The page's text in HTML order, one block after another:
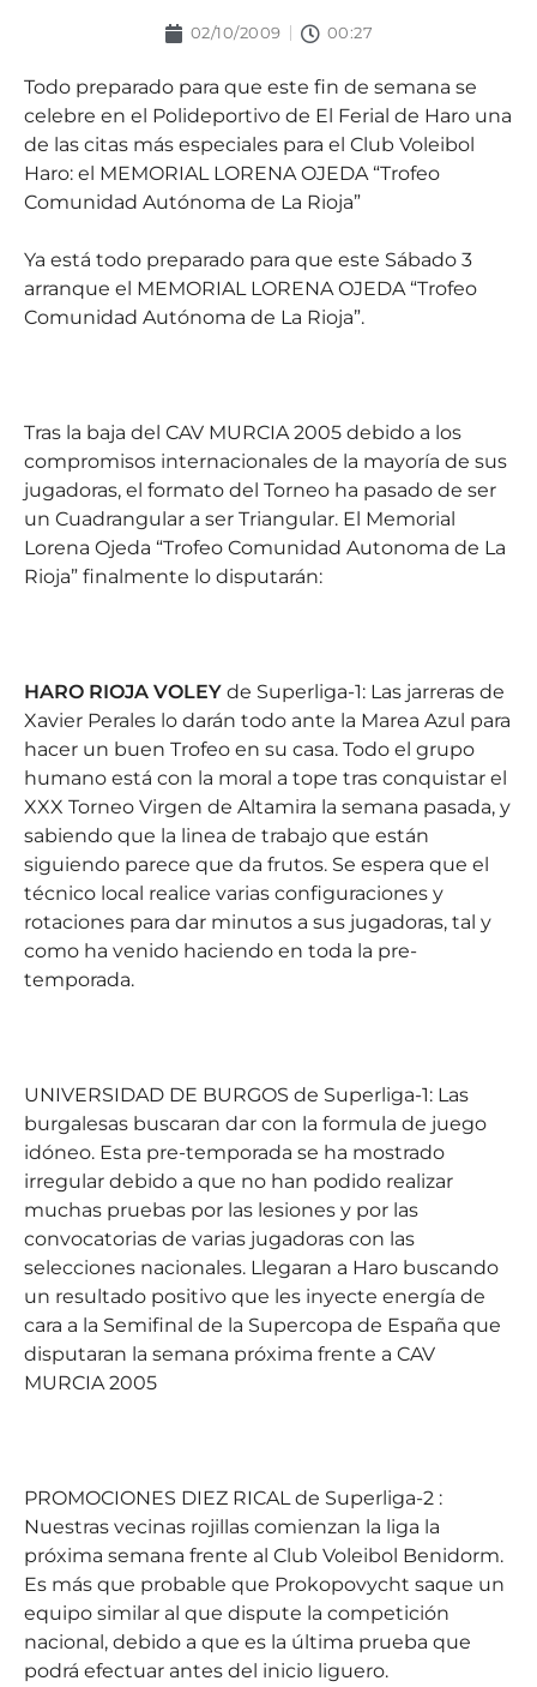
02/10/2009 00:27
Todo preparado para que este fin de semana se
celebre en el Polideportivo de El Ferial de Haro una
de las citas más especiales para el Club Voleibol
Haro: el MEMORIAL LORENA OJEDA “Trofeo
Comunidad Autónoma de La Rioja”
Ya está todo preparado para que este Sábado 3
arranque el MEMORIAL LORENA OJEDA “Trofeo
Comunidad Autónoma de La Rioja”.
Tras la baja del CAV MURCIA 2005 debido a los
compromisos internacionales de la mayoría de sus
jugadoras, el formato del Torneo ha pasado de ser
un Cuadrangular a ser Triangular. El Memorial
Lorena Ojeda “Trofeo Comunidad Autonoma de La
Rioja” finalmente lo disputarán:
HARO RIOJA VOLEY de Superliga-1: Las jarreras de
Xavier Perales lo darán todo ante la Marea Azul para
hacer un buen Trofeo en su casa. Todo el grupo
humano está con la moral a tope tras conquistar el
XXX Torneo Virgen de Altamira la semana pasada, y
sabiendo que la linea de trabajo que están
siguiendo parece que da frutos. Se espera que el
técnico local realice varias configuraciones y
rotaciones para dar minutos a sus jugadoras, tal y
como ha venido haciendo en toda la pre-
temporada.
UNIVERSIDAD DE BURGOS de Superliga-1: Las
burgalesas buscaran dar con la formula de juego
idóneo. Esta pre-temporada se ha mostrado
irregular debido a que no han podido realizar
muchas pruebas por las lesiones y por las
convocatorias de varias jugadoras con las
selecciones nacionales. Llegaran a Haro buscando
un resultado positivo que les inyecte energía de
cara a la Semifinal de la Supercopa de España que
disputaran la semana próxima frente a CAV
MURCIA 2005
PROMOCIONES DIEZ RICALde Superliga-2 :
Nuestras vecinas rojillas comienzan la liga la
próxima semana frente al Club Voleibol Benidorm.
Es más que probable que Prokopovycht saque un
equipo similar al que dispute la competición
nacional, debido a que es la última prueba que
podrá efectuar antes del inicio liguero.